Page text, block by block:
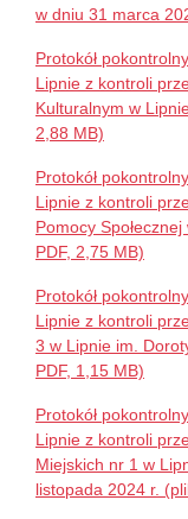
w dniu 31 marca
Protokół
Lipnie z kontroli
Kulturalnym w
2,88 MB)
Protokół
Lipnie z kontroli
Pomocy
PDF, 2,75 MB)
Protokół
Lipnie z kontroli
3 w Lipnie im.
PDF, 1,15 MB)
Protokół
Lipnie z kontroli
Miejskich nr 1 w
listopada 2024 r.